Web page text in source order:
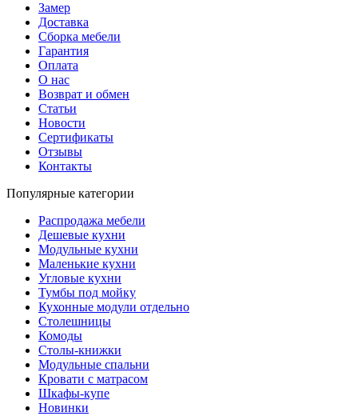
Замер
Доставка
Сборка мебели
Гарантия
Оплата
О нас
Возврат и обмен
Статьи
Новости
Сертификаты
Отзывы
Контакты
Популярные категории
Распродажа мебели
Дешевые кухни
Модульные кухни
Маленькие кухни
Угловые кухни
Тумбы под мойку
Кухонные модули отдельно
Столешницы
Комоды
Столы-книжки
Модульные спальни
Кровати с матрасом
Шкафы-купе
Новинки